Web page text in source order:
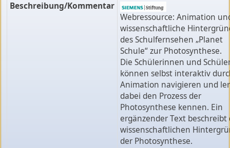
Beschreibung/Kommentar
Webressource: Animation
wissenschaftliche
des Schulfernsehen „Planet
Schule“ zur Photosynthese.
Die Schülerinnen und
können selbst interaktiv
Animation navigieren und
dabei den Prozess der
Photosynthese kennen. Ein
ergänzender Text beschreibt
wissenschaftlichen
der Photosynthese.